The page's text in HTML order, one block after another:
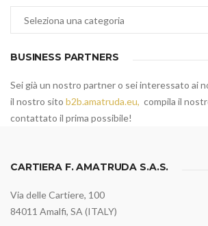
BUSINESS PARTNERS
Sei già un nostro partner o sei interessato ai
il nostro sito b2b.amatruda.eu, compila il
contattato il prima possibile!
CARTIERA F. AMATRUDA S.A.S.
Via delle Cartiere, 100
84011 Amalfi, SA (ITALY)